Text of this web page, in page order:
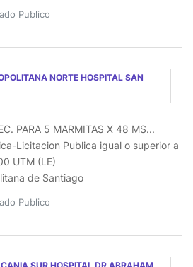
Publico
NORTE HOSPITAL SAN
PARA 5 MARMITAS X 48 MS...
Licitacion Publica igual o superior a
UTM (LE)
de Santiago
Publico